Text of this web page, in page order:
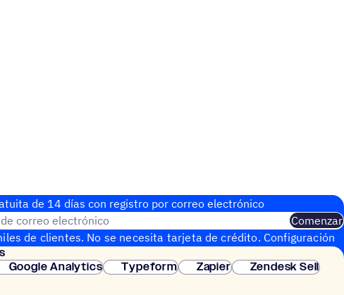
de 14 días con regis­tro por correo electrónico
correo electrónico
Comenzar
de clientes. No se necesita tarjeta de crédito. Configuración
Google Analytics Typeform Zapier Zendesk Sell